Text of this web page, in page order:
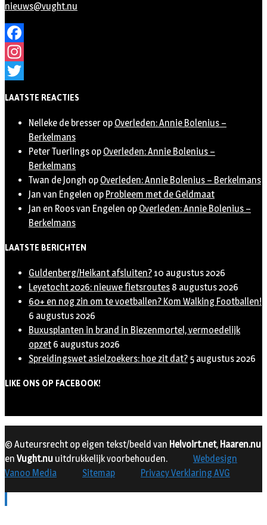
nieuws@vught.nu
Facebook
Instagram
LAATSTE REACTIES
Nelleke de bresser op Overleden: Annie Bolenius –
Berkelmans
Peter Tuerlings op Overleden: Annie Bolenius –
Berkelmans
Twan de Jongh op Overleden: Annie Bolenius – Berkelmans
Jan van Engelen op Probleem met de Geldmaat
Jan en Roos van Engelen op Overleden: Annie Bolenius –
Berkelmans
LAATSTE BERICHTEN
Guldenberg/Heikant afsluiten?10 augustus 2026
Leyetocht 2026: nieuwe fietsroutes 8 augustus 2026
60+ en nog zin om te voetballen? Kom Walking Footballen!
6 augustus 2026
Buxusplanten in brand in Biezenmortel, vermoedelijk
opzet 6 augustus 2026
Spreidingswet asielzoekers: hoe zit dat? 5 augustus 2026
LIKE ONS OP FACEBOOK!
© Auteursrecht op eigen tekst/beeld van Helvoirt.net, Haaren.nu
en Vught.nu uitdrukkelijk voorbehouden.
Webdesign
Vanoo Media
Sitemap Privacy Verklaring AVG